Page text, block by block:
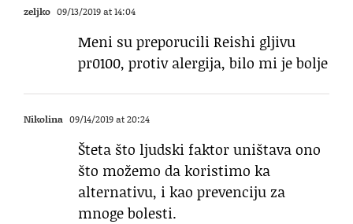
zeljko 09/13/2019 at 14:04
Meni su preporucili Reishi gljivu
pr0100, protiv alergija, bilo mi je bolje
Nikolina 09/14/2019 at 20:24
Šteta što ljudski faktor uništava ono
što možemo da koristimo ka
alternativu, i kao prevenciju za
mnoge bolesti.